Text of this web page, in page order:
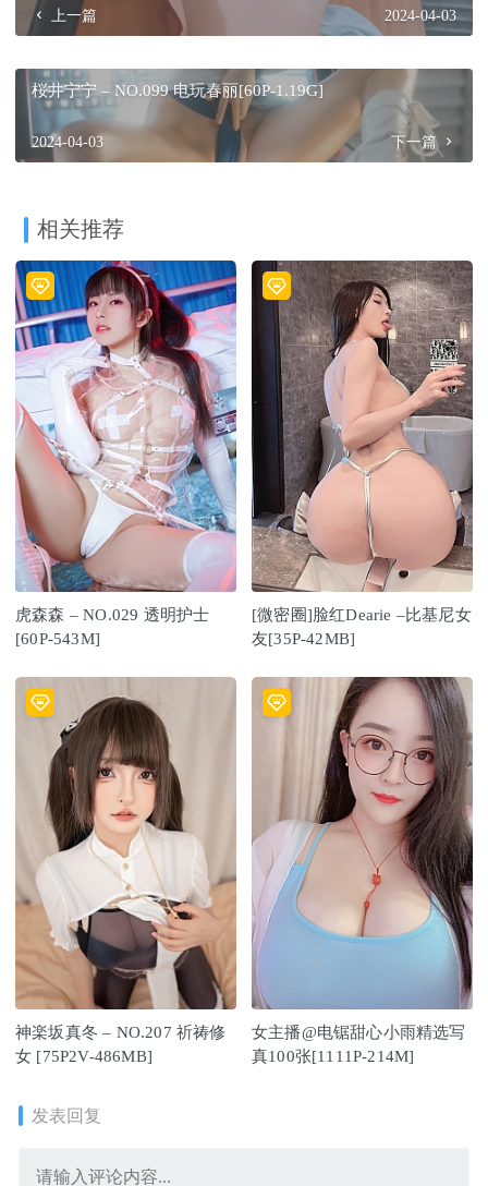
上一篇 2024-04-03
桜井宁宁 – NO.099 电玩春丽[60P-1.19G]
2024-04-03 下一篇
相关推荐
虎森森 – NO.029 透明护士
[60P-543M]
[微密圈]脸红Dearie –比基尼女
友[35P-42MB]
神楽坂真冬 – NO.207 祈祷修
女 [75P2V-486MB]
女主播@电锯甜心小雨精选写
真100张[1111P-214M]
发表回复